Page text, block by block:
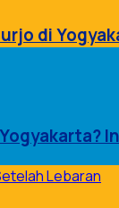
di